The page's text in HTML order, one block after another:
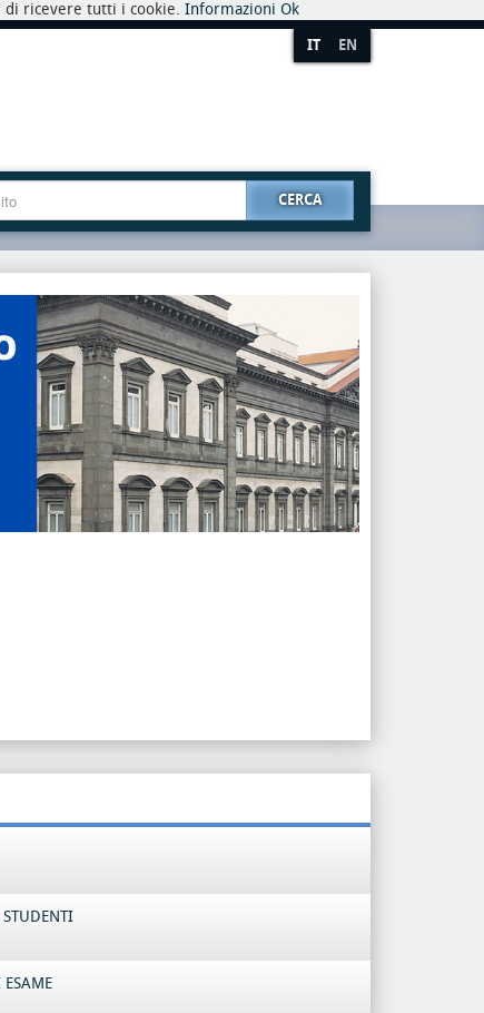
di ricevere tutti i cookie. Informazioni Ok
IT EN
CERCA